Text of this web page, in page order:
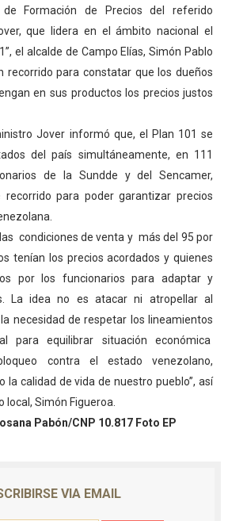
plan de bacheo en el sector La
éxito el taller vacacional de
celebra la Semana Mundial de la
Ríe 2026" brinda
a diversos clubes deportivos
el autogobierno en Mérida con
espacios del OAN para la
Formación de Precios del referido
que lidera en el ámbito nacional el
el alcalde de Campo Elías, Simón Pablo
recorrido para constatar que los dueños
en sus productos los precios justos
Jover informó que, el Plan 101 se
del país simultáneamente, en 111
de la Sundde y del Sencamer,
recorrido para poder garantizar precios
condiciones de venta y más del 95 por
tenían los precios acordados y quienes
por los funcionarios para adaptar y
La idea no es atacar ni atropellar al
necesidad de respetar los lineamientos
para equilibrar situación económica
contra el estado venezolano,
la calidad de vida de nuestro pueblo”, así
local, Simón Figueroa.
Pabón/CNP 10.817 Foto EP
VIA EMAIL